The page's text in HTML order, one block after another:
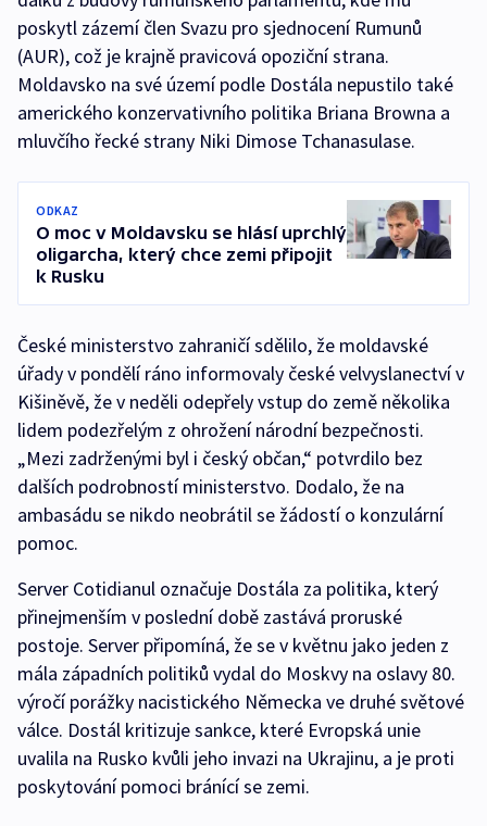
poskytl zázemí člen Svazu pro sjednocení Rumunů
(AUR), což je krajně pravicová opoziční strana.
Moldavsko na své území podle Dostála nepustilo také
amerického konzervativního politika Briana Browna a
mluvčího řecké strany Niki Dimose Tchanasulase.
ODKAZ
O moc v Moldavsku se hlásí uprchlý
oligarcha, který chce zemi připojit
k Rusku
České ministerstvo zahraničí sdělilo, že moldavské
úřady v pondělí ráno informovaly české velvyslanectví v
Kišiněvě, že v neděli odepřely vstup do země několika
lidem podezřelým z ohrožení národní bezpečnosti.
„Mezi zadrženými byl i český občan,“ potvrdilo bez
dalších podrobností ministerstvo. Dodalo, že na
ambasádu se nikdo neobrátil se žádostí o konzulární
pomoc.
Server Cotidianul označuje Dostála za politika, který
přinejmenším v poslední době zastává proruské
postoje. Server připomíná, že se v květnu jako jeden z
mála západních politiků vydal do Moskvy na oslavy 80.
výročí porážky nacistického Německa ve druhé světové
válce. Dostál kritizuje sankce, které Evropská unie
uvalila na Rusko kvůli jeho invazi na Ukrajinu, a je proti
poskytování pomoci bránící se zemi.